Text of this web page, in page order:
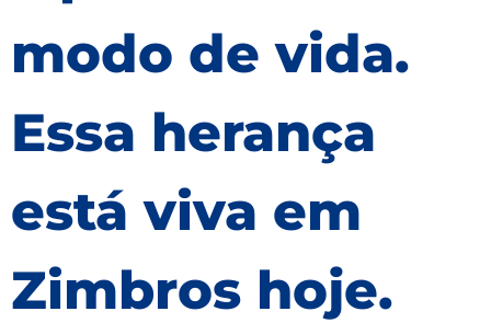
modo de vida.
Essa herança
está viva em
Zimbros hoje.